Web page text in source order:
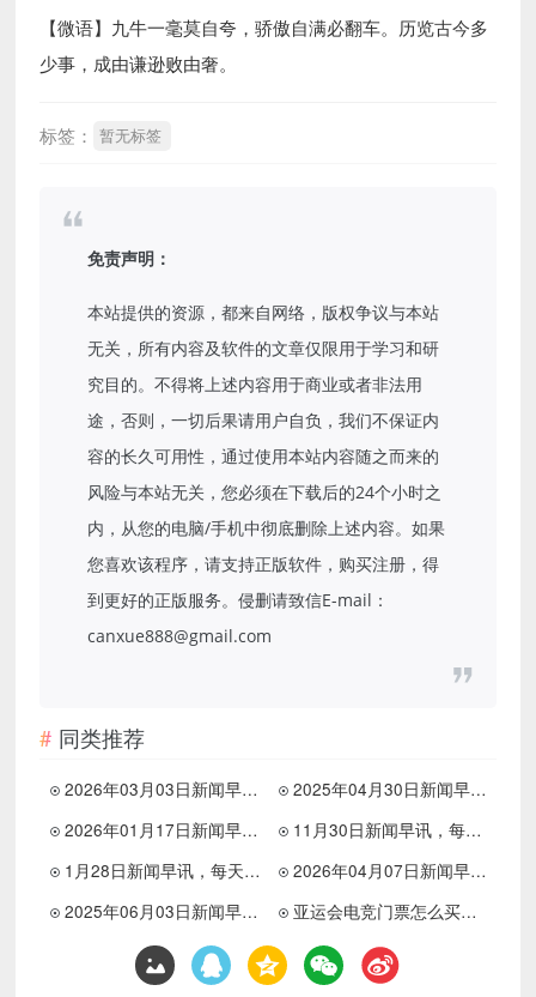
【微语】九牛一毫莫自夸，骄傲自满必翻车。历览古今多
少事，成由谦逊败由奢。
标签： 暂无标签
免责声明：
本站提供的资源，都来自网络，版权争议与本站
无关，所有内容及软件的文章仅限用于学习和研
究目的。不得将上述内容用于商业或者非法用
途，否则，一切后果请用户自负，我们不保证内
容的长久可用性，通过使用本站内容随之而来的
风险与本站无关，您必须在下载后的24个小时之
内，从您的电脑/手机中彻底删除上述内容。如果
您喜欢该程序，请支持正版软件，购买注册，得
到更好的正版服务。侵删请致信E-mail：
canxue888@gmail.com
同类推荐
2026年03月03日新闻早讯，每天60s读懂世界
2025年04月30日新闻早讯，每天60s读懂世界
2026年01月17日新闻早讯，每天60s读懂世界
11月30日新闻早讯，每天60s读懂世界
1月28日新闻早讯，每天60秒读懂世界
2026年04月07日新闻早讯，每天60s读懂世界
2025年06月03日新闻早讯，每天60s读懂世界
亚运会电竞门票怎么买？亚运会电竞门票多少钱一张？